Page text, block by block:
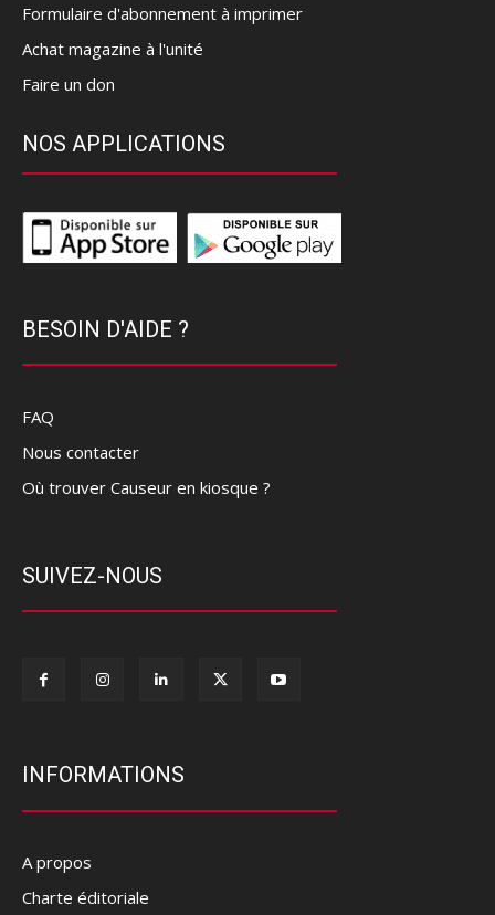
Formulaire d'abonnement à imprimer
Achat magazine à l'unité
Faire un don
NOS APPLICATIONS
BESOIN D'AIDE ?
FAQ
Nous contacter
Où trouver Causeur en kiosque ?
SUIVEZ-NOUS
INFORMATIONS
A propos
Charte éditoriale